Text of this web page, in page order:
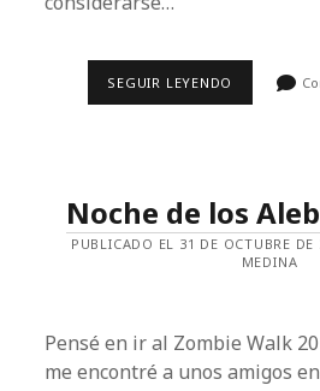
SEGUIR LEYENDO SUPERVÍA:
Noche de los
PUBLICADO EL 31 DE OCTUBRE
MEDINA
Pensé en ir al Zombie Walk
me encontré a unos amigos